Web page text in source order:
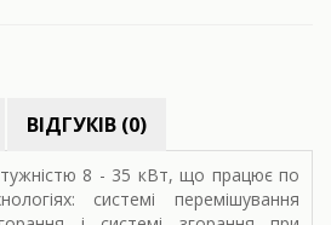
ВІДГУКІВ (0)
8 - 35 кВт, що працює по
системі перемішування